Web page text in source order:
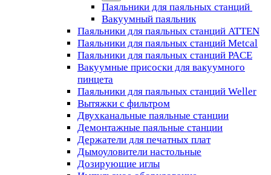
Паяльники для паяльных станций
Вакуумный паяльник
Паяльники для паяльных станций ATTEN
Паяльники для паяльных станций Metcal
Паяльники для паяльных станций PACE
Вакуумные присоски для вакуумного
пинцета
Паяльники для паяльных станций Weller
Вытяжки с фильтром
Двухканальные паяльные станции
Демонтажные паяльные станции
Держатели для печатных плат
Дымоуловители настольные
Дозирующие иглы